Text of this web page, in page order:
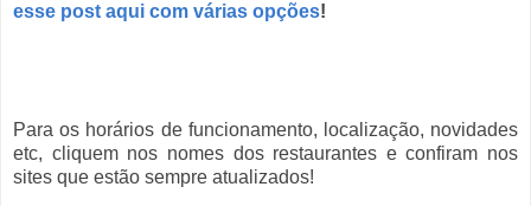
esse post aqui com várias opções!
Para os horários de funcionamento, localização, novidades
etc, cliquem nos nomes dos restaurantes e confiram nos
sites que estão sempre atualizados!